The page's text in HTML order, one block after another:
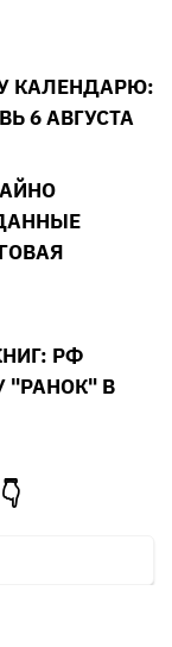
КАЛЕНДАРЮ:
6 АВГУСТА
РФ
"РАНОК" В